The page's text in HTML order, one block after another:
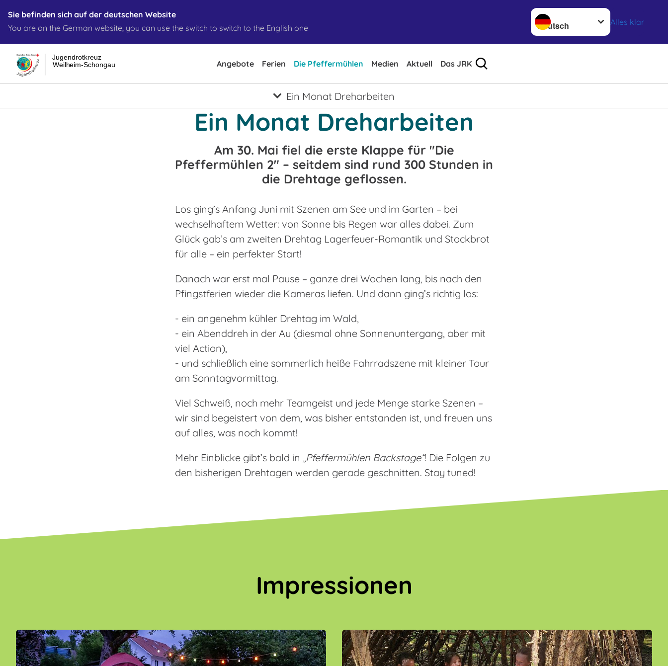
Sie befinden sich auf der deutschen Website
You are on the German website, you can use the switch to switch to the English one
Sprache wechseln zu
Alles klar
Weilheim-Schongau
Jugendrotkreuz
Angebote Ferien Die Pfeffermühlen Medien Aktuell Das JRK
Ein Monat Dreharbeiten
Ein Monat Dreharbeiten
Am 30. Mai fiel die erste Klappe für "Die
Pfeffermühlen 2" – seitdem sind rund 300 Stunden in
die Drehtage geflossen.
Los ging’s Anfang Juni mit Szenen am See und im Garten – bei
wechselhaftem Wetter: von Sonne bis Regen war alles dabei. Zum
Glück gab’s am zweiten Drehtag Lagerfeuer-Romantik und Stockbrot
für alle – ein perfekter Start!
Danach war erst mal Pause – ganze drei Wochen lang, bis nach den
Pfingstferien wieder die Kameras liefen. Und dann ging’s richtig los:
- ein angenehm kühler Drehtag im Wald,
- ein Abenddreh in der Au (diesmal ohne Sonnenuntergang, aber mit
viel Action),
- und schließlich eine sommerlich heiße Fahrradszene mit kleiner Tour
am Sonntagvormittag.
Viel Schweiß, noch mehr Teamgeist und jede Menge starke Szenen –
wir sind begeistert von dem, was bisher entstanden ist, und freuen uns
auf alles, was noch kommt!
Mehr Einblicke gibt’s bald in „Pfeffermühlen Backstage“! Die Folgen zu
den bisherigen Drehtagen werden gerade geschnitten. Stay tuned!
Impressionen